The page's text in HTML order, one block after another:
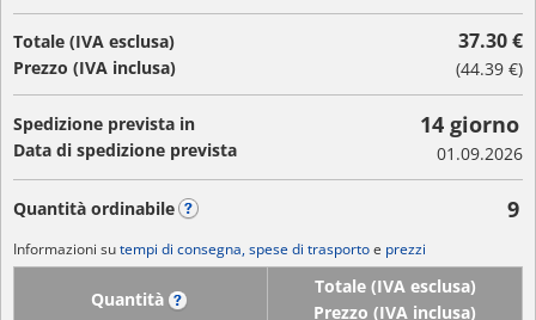
Totale (IVA esclusa)
Prezzo (IVA inclusa)
37.30 €
(44.39 €)
Spedizione prevista in
Data di spedizione prevista
14 giorno
01.09.2026
Quantità ordinabile 9
Informazioni sutempi di consegna, spese di trasportoe prezzi
Quantità
Totale (IVA esclusa)
Prezzo (IVA inclusa)